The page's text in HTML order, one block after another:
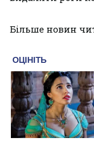
Більше новин